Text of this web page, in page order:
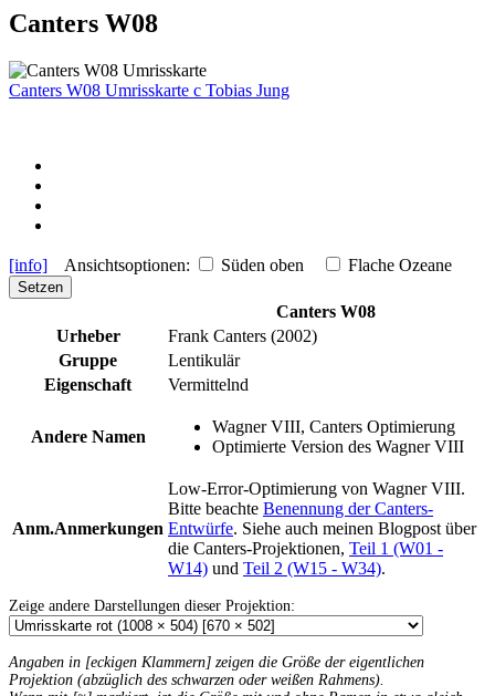
Canters W08
Canters W08 Umrisskarte c Tobias Jung
[info] Ansichtsoptionen: Süden oben Flache Ozeane
Setzen
Canters W08
Urheber
Frank Canters (2002)
Gruppe
Lentikulär
Eigenschaft
Vermittelnd
Andere Namen
Wagner VIII, Canters Optimierung
Optimierte Version des Wagner VIII
Anm.Anmerkungen
Low-Error-Optimierung von Wagner VIII.
Bitte beachte Benennung der Canters-
Entwürfe. Siehe auch meinen Blogpost über
die Canters-Projektionen, Teil 1 (W01 -
W14) und Teil 2 (W15 - W34).
Zeige andere Darstellungen dieser Projektion:
Angaben in [eckigen Klammern] zeigen die Größe der eigentlichen
Projektion (abzüglich des schwarzen oder weißen Rahmens).